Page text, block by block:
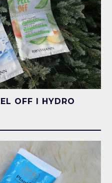
OFF I HYDRO